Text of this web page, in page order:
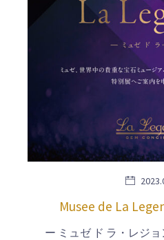
Musee de La
ー ミュゼ ド ラ・レジ